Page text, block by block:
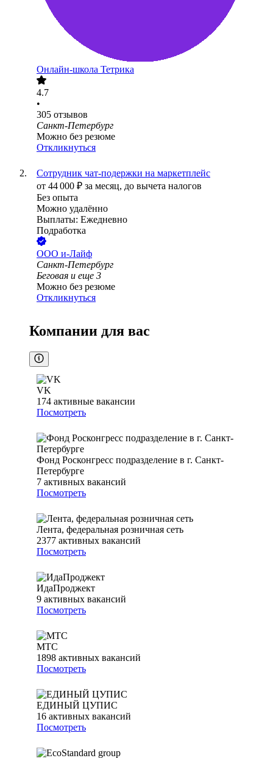
Онлайн-школа Тетрика
4.7
•
305 отзывов
Санкт-Петербург
Можно без резюме
Откликнуться
Сотрудник чат-подержки на маркетплейс
от 44 000 ₽ за месяц, до вычета налогов
Без опыта
Можно удалённо
Выплаты: Ежедневно
Подработка
ООО и-Лайф
Санкт-Петербург
Беговая и еще 3
Можно без резюме
Откликнуться
Компании для вас
VK
174 активные вакансии
Посмотреть
Фонд Росконгресс подразделение в г. Санкт-
Петербурге
7 активных вакансий
Посмотреть
Лента, федеральная розничная сеть
2377 активных вакансий
Посмотреть
ИдаПроджект
9 активных вакансий
Посмотреть
МТС
1898 активных вакансий
Посмотреть
ЕДИНЫЙ ЦУПИС
16 активных вакансий
Посмотреть